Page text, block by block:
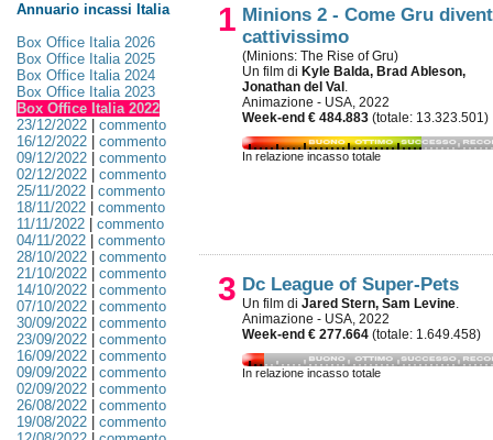
Annuario incassi Italia
Box Office Italia 2026
Box Office Italia 2025
Box Office Italia 2024
Box Office Italia 2023
Box Office Italia 2022
23/12/2022| commento
16/12/2022| commento
09/12/2022| commento
02/12/2022| commento
25/11/2022| commento
18/11/2022| commento
11/11/2022| commento
04/11/2022| commento
28/10/2022| commento
21/10/2022| commento
14/10/2022| commento
07/10/2022| commento
30/09/2022| commento
23/09/2022| commento
16/09/2022| commento
09/09/2022| commento
02/09/2022| commento
26/08/2022| commento
19/08/2022| commento
1 Minions 2 - Come Gru
cattivissimo
(Minions: The Rise of Gru)
Un film di Kyle Balda, Brad Ableson,
Jonathan del Val .
Animazione - USA, 2022
Week-end € 484.883 (totale: 13.323.501)
In relazione incasso totale
3 Dc League of Super-Pets
Un film diJared Stern, Sam Levine.
Animazione - USA, 2022
Week-end € 277.664 (totale: 1.649.458)
In relazione incasso totale